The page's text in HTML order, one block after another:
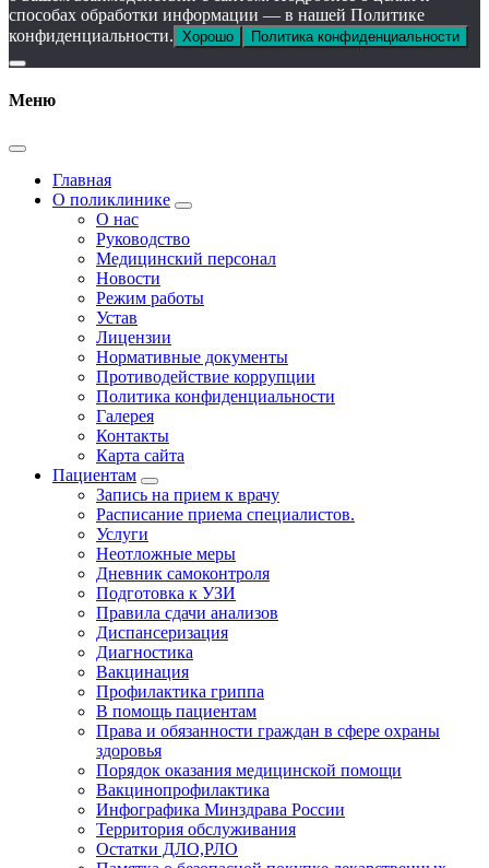
способах обработки информации — в нашей Политике
конфиденциальности. Хорошо Политика конфиденциальности
Меню
Главная
О поликлинике
О нас
Руководство
Медицинский персонал
Новости
Режим работы
Устав
Лицензии
Нормативные документы
Противодействие коррупции
Политика конфиденциальности
Галерея
Контакты
Карта сайта
Пациентам
Запись на прием к врачу
Расписание приема специалистов.
Услуги
Неотложные меры
Дневник самоконтроля
Подготовка к УЗИ
Правила сдачи анализов
Диспансеризация
Диагностика
Вакцинация
Профилактика гриппа
В помощь пациентам
Права и обязанности граждан в сфере охраны
здоровья
Порядок оказания медицинской помощи
Вакцинопрофилактика
Инфографика Минздрава России
Территория обслуживания
Остатки ДЛО,РЛО